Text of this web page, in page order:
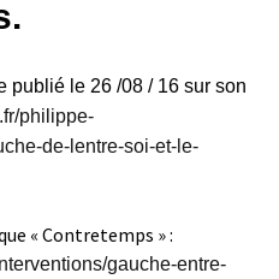
publié le 26 /08 / 16 sur son
philippe-
de-lentre-soi-et-le-
« Contretemps » :
gauche-entre-